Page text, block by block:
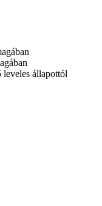
leveles állapottól